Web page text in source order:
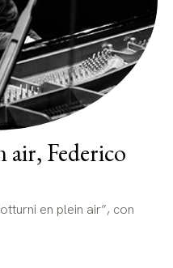
Federico
en plein air”, con